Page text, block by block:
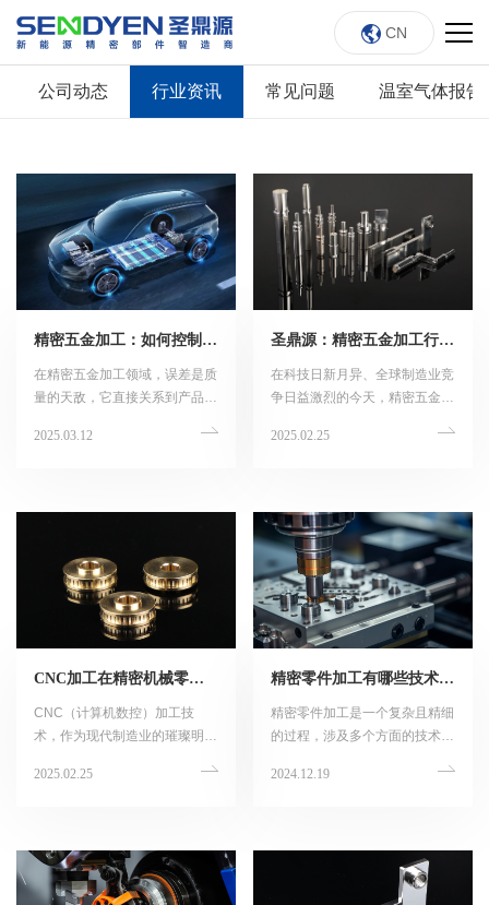
CN
公司动态 行业资讯 常见问题 温室气体报告
精密五金加工：如何控制加工误差
在精密五金加工领域，误差是质
量的天敌，它直接关系到产品的
控制加工误差，成为了每一位从
2025.03.12
圣鼎源：精密五金加工行业的未来展望
在科技日新月异、全球制造业竞
争日益激烈的今天，精密五金加
与挑战。作为国内精密五金加工
锐的市场洞察力，正站在行业的
前沿，引领着未来的发展方向。
2025.02.25
CNC加工在精密机械零件制造中的应用
CNC（计算机数控）加工技
术，作为现代制造业的璀璨明
的适应性，在精密机械零件制造
机床的运动和加工操作，实现了
从图纸到成品的无缝转化，为精
密机械零件的生产带来了革命性
2025.02.25
精密零件加工有哪些技术要求？
精密零件加工是一个复杂且精细
的过程，涉及多个方面的技术要
足高精度的使用需求。以下是对
2024.12.19